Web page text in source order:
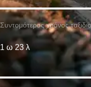
Συντομότερος χρόνος
1 ω 23 λ